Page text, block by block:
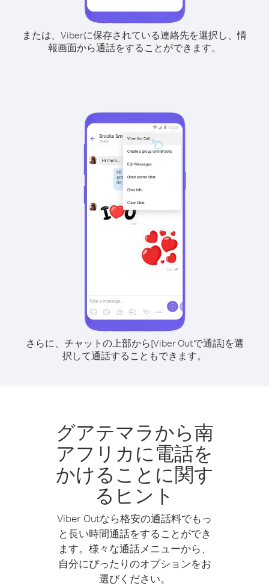
または、Viberに保存されている連絡先を選択し、情
報画面から通話をすることができます。
さらに、チャットの上部から[Viber Outで通話]を選
択して通話することもできます。
グアテマラから南
アフリカに電話を
かけることに関す
るヒント
Viber Outなら格安の通話料でもっ
と長い時間通話をすることができ
ます。様々な通話メニューから、
自分にぴったりのオプションをお
選びください。